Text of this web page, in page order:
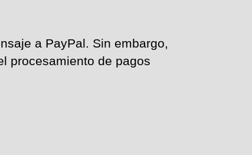
a PayPal. Sin embargo,
procesamiento de pagos